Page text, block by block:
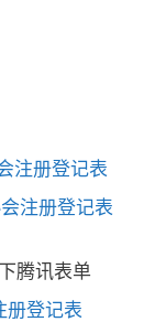
注册登记表
注册登记表
腾讯表单
册登记表